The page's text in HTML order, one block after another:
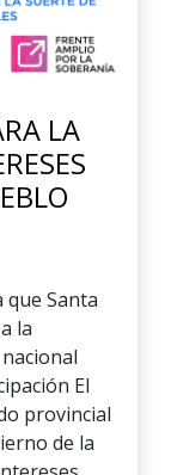
LA
Santa
la
El
provincial
de la